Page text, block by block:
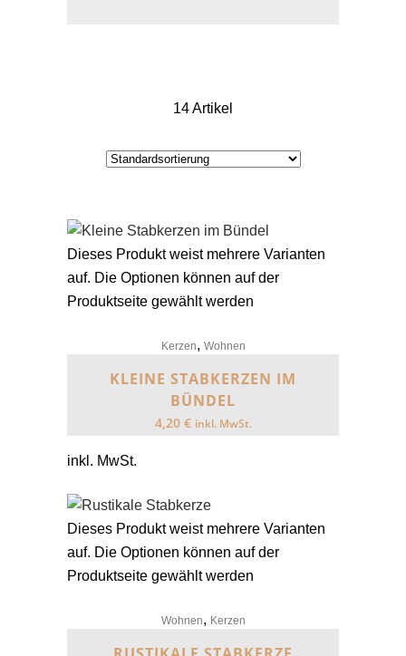
14 Artikel
Dieses Produkt weist mehrere Varianten
auf. Die Optionen können auf der
Produktseite gewählt werden
Kerzen, Wohnen
KLEINE STABKERZEN IM
BÜNDEL
4,20 € inkl. MwSt.
inkl. MwSt.
Dieses Produkt weist mehrere Varianten
auf. Die Optionen können auf der
Produktseite gewählt werden
Wohnen, Kerzen